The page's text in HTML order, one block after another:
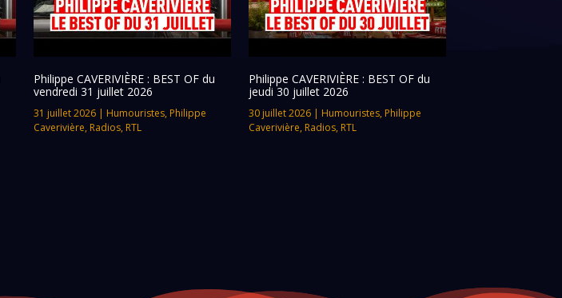
Philippe CAVERIVIÈRE : BEST OF du
vendredi 31 juillet 2026
31 juillet 2026| Humouristes, Philippe
Caverivière, Radios, RTL
Philippe CAVERIVIÈRE : BEST OF du
jeudi 30 juillet 2026
30 juillet 2026| Humouristes, Philippe
Caverivière, Radios, RTL